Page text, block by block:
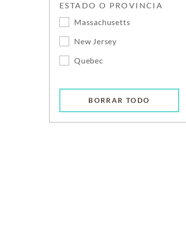
ESTADO O PROVINCIA
Massachusetts
New Jersey
Quebec
BORRAR TODO